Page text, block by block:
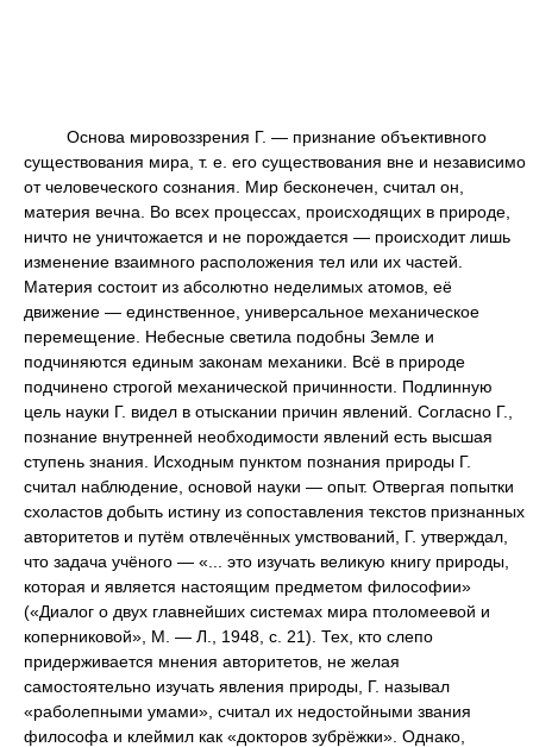
Основа мировоззрения Г. — признание объективного
существования мира, т. е. его существования вне и независимо
от человеческого сознания. Мир бесконечен, считал он,
материя вечна. Во всех процессах, происходящих в природе,
ничто не уничтожается и не порождается — происходит лишь
изменение взаимного расположения тел или их частей.
Материя состоит из абсолютно неделимых атомов, её
движение — единственное, универсальное механическое
перемещение. Небесные светила подобны Земле и
подчиняются единым законам механики. Всё в природе
подчинено строгой механической причинности. Подлинную
цель науки Г. видел в отыскании причин явлений. Согласно Г.,
познание внутренней необходимости явлений есть высшая
ступень знания. Исходным пунктом познания природы Г.
считал наблюдение, основой науки — опыт. Отвергая попытки
схоластов добыть истину из сопоставления текстов признанных
авторитетов и путём отвлечённых умствований, Г. утверждал,
что задача учёного — «... это изучать великую книгу природы,
которая и является настоящим предметом философии»
(«Диалог о двух главнейших системах мира птоломеевой и
коперниковой», М. — Л., 1948, с. 21). Тех, кто слепо
придерживается мнения авторитетов, не желая
самостоятельно изучать явления природы, Г. называл
«раболепными умами», считал их недостойными звания
философа и клеймил как «докторов зубрёжки». Однако,